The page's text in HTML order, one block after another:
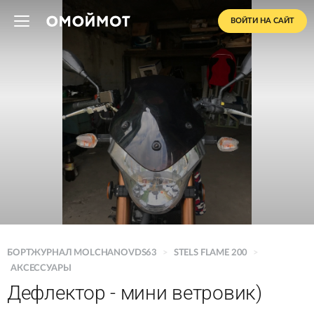
ВОЙТИ НА САЙТ
БОРТЖУРНАЛ MOLCHANOVDS63 > STELS FLAME 200
>
АКСЕССУАРЫ
Дефлектор - мини ветровик)